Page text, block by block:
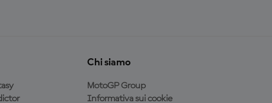
Chi siamo
MotoGP Group
Informativa sui cookie